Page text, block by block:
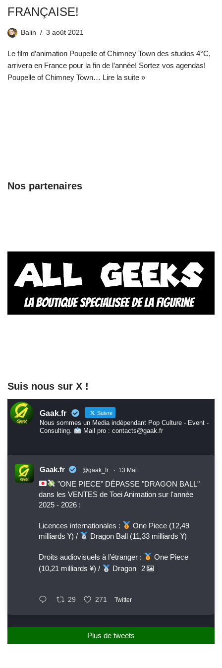
FRANÇAISE!
Balin 3 août 2021
Le film d’animation Poupelle of Chimney Town des studios 4°C,
arrivera en France pour la fin de l’année! Sortez vos agendas!
Poupelle of Chimney Town… Lire la suite »
Nos partenaires
Suis nous sur X !
Gaak.fr Suivre
Nous sommes un Media indépendant Pop Culture - Event -
Consulting.
Mail pro : contacts@gaak.fr
Gaak.fr @gaak_fr · 13 Mai
"ONE PIECE" DÉPASSE "DRAGON BALL"
dans les VENTES de Toei Animation sur l'année
2025 - 2026 :
Licences internationales :
One Piece (12,49
milliards ¥) /
Dragon Ball (11,33 milliards ¥)
Droits audiovisuels à l’étranger :
One Piece
(10,21 milliards ¥) /
Dragon 2
29 271 Twitter
Plus de tweets